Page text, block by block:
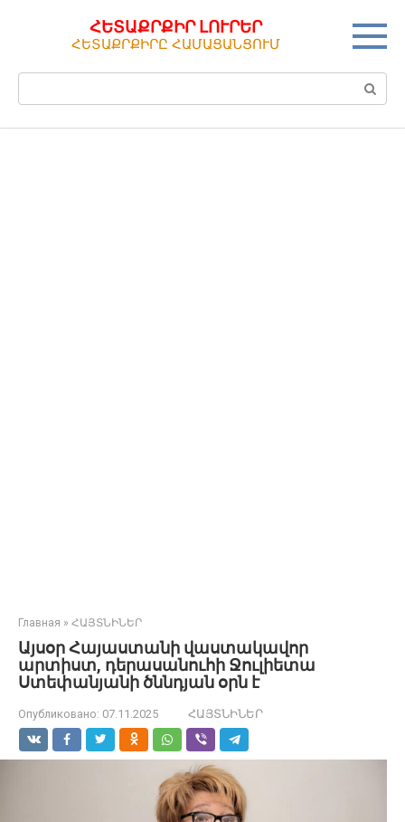
ՀԵՏԱՔՐՔԻՐ ԼՈՒՐԵՐ
ՀԵՏԱՔՐՔԻՐԸ ՀԱՄԱՑԱՆՑՈՒՄ
Поиск:
Главная » ՀԱՅՏՆԻՆԵՐ
Այսօր Հայաստանի վաստակավոր
արտիստ, դերասանուհի Ջուլիետա
Ստեփանյանի ծննդյան օրն է
Опубликовано: 07.11.2025 ՀԱՅՏՆԻՆԵՐ